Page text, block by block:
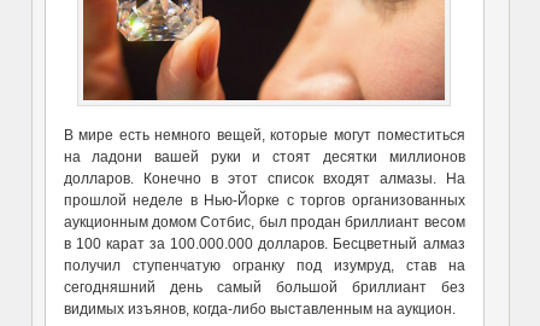
В мире есть немного вещей, которые могут поместиться
на ладони вашей руки и стоят десятки миллионов
долларов. Конечно в этот список входят алмазы. На
прошлой неделе в Нью-Йорке с торгов организованных
аукционным домом Сотбис, был продан бриллиант весом
в 100 карат за 100.000.000 долларов. Бесцветный алмаз
получил ступенчатую огранку под изумруд, став на
сегодняшний день самый большой бриллиант без
видимых изъянов, когда-либо выставленным на аукцион.